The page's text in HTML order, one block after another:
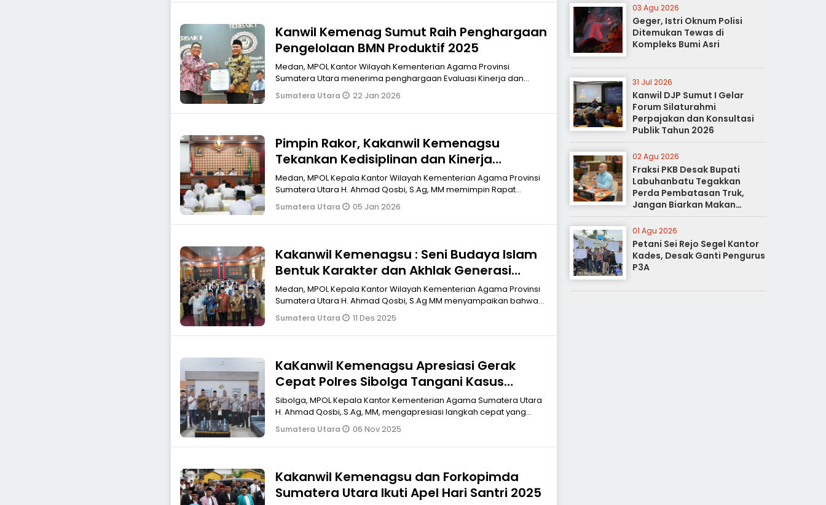
Kanwil Kemenag Sumut Raih Penghargaan
Pengelolaan BMN Produktif 2025
Medan, MPOL Kantor Wilayah Kementerian Agama Provinsi
Sumatera Utara menerima penghargaan Evaluasi Kinerja dan
Kekayaan Negara Awards 2025
Sumatera Utara 22 Jan 2026
Pimpin Rakor, Kakanwil Kemenagsu
Tekankan Kedisiplinan dan Kinerja
Pegawai
Medan, MPOL Kepala Kantor Wilayah Kementerian Agama Provinsi
Sumatera Utara H. Ahmad Qosbi, S.Ag, MM memimpin Rapat
Koordinasi awal tahun d
Sumatera Utara 05 Jan 2026
Kakanwil Kemenagsu : Seni Budaya Islam
Bentuk Karakter dan Akhlak Generasi
Muda
Medan, MPOL Kepala Kantor Wilayah Kementerian Agama Provinsi
Sumatera Utara H. Ahmad Qosbi, S.Ag MM menyampaikan bahwa
seni budaya Islam h
Sumatera Utara 11 Des 2025
KaKanwil Kemenagsu Apresiasi Gerak
Cepat Polres Sibolga Tangani Kasus
Penganiyaan di Mesjid Agung Kota Sibolga
Sibolga, MPOL Kepala Kantor Kementerian Agama Sumatera Utara
H. Ahmad Qosbi,.S.Ag, MM, mengapresiasi langkah cepat yang
dilakukan Polres S
Sumatera Utara 06 Nov 2025
Kakanwil Kemenagsu dan Forkopimda
Sumatera Utara Ikuti Apel Hari Santri 2025
03 Agu 2026
Geger, Istri Oknum Polisi
Ditemukan Tewas di
Kompleks Bumi Asri
31 Jul 2026
Kanwil DJP Sumut I Gelar
Forum Silaturahmi
Perpajakan dan Konsultasi
Publik Tahun 2026
02 Agu 2026
Fraksi PKB Desak Bupati
Labuhanbatu Tegakkan
Perda Pembatasan Truk,
Jangan Biarkan Makan
Korban
01 Agu 2026
Petani Sei Rejo Segel Kantor
Kades, Desak Ganti Pengurus
P3A